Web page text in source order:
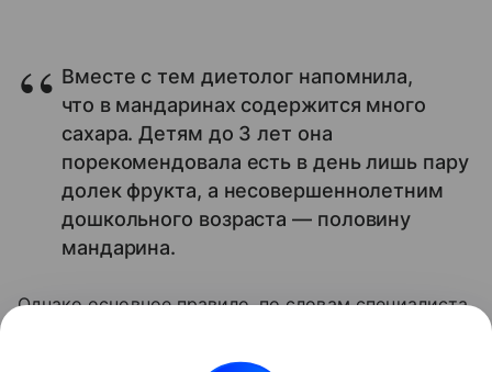
Вместе с тем диетолог напомнила,
что в мандаринах содержится много
сахара. Детям до 3 лет она
порекомендовала есть в день лишь пару
долек фрукта, а несовершеннолетним
дошкольного возраста — половину
мандарина.
Однако основное правило, по словам специалиста,
особенностей. Также важно следить за своей